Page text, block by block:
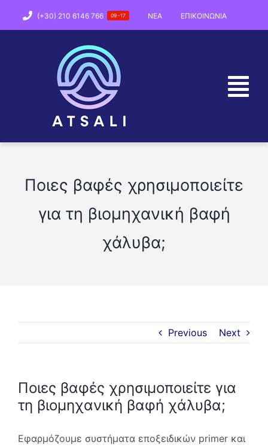
(+30) 210 6146 766 09 -17 NEA ΕΠΙΚΟΙΝΩΝΙΑ
ΠΑΡΑΓΩΓΗ
Ποιες βαφές χρησιμοποιείτε
για τη βιομηχανική βαφή
χάλυβα;
Previous Next
Ποιες βαφές χρησιμοποιείτε για
τη βιομηχανική βαφή χάλυβα;
Εφαρμόζουμε συστήματα εποξειδικών primer και